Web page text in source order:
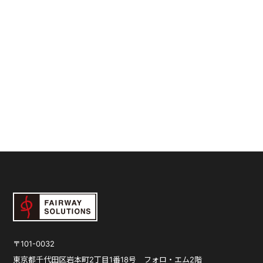
〒101-0032
東京都千代田区岩本町2丁目1番18号 フォロ・エム2階